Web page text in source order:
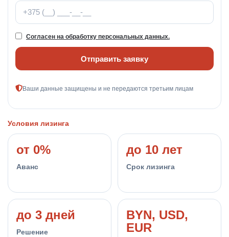
Телефон
Согласен на обработку персональных данных.
Отправить заявку
Ваши данные защищены и не передаются третьим лицам
Условия лизинга
от 0%
Аванс
до 10 лет
Срок лизинга
до 3 дней
Решение
BYN, USD,
EUR